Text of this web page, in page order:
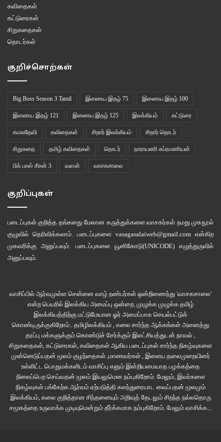
சூரியனை நகர்த்துகிறது
அதைக் கையில் கட்டிக்கொண்டிருக்கிறாய்
நிலவிடம் கொஞ்ச நேரம்
10. வற்றாத குளம்
வற்றிய குளத்திடம் சொன்னது…
மகிழ்ந்திரு.
நீ குதித்தது அதற்காகவே.
*************************
1. தயவுசெய்து
உன்னிடம் இருந்து
2. பிளந்துவரும் சிசு
ரத்தச் சகதியாக்கிற்று என்பீர்களா?
3. சாக்கடை நிலவொளிக்கு
பன்றிக்குட்டி மீது
வாஞ்சை பிறக்கிறது.
4. ஒரே பாதையில்
எதிரெதிர் சந்திக்கும் பாதங்கள் நடப்பது
கவிதைகள்
கட்டுரைகள்
சிறுகதைகள்
தொடர்கள்
குறிச்சொற்கள்
Big Boss Season 3 Tamil இணைய இதழ் 75 இணைய இதழ் 100
இணைய இதழ் 121 இணைய இதழ் 125 இலக்கியம் கட்டுரை
கமலதேவி கவிதைகள் சிறார் இலக்கியம் சிறார் தொடர்
சிறுகதை தமிழ் கவிதைகள் தொடர் நாராயணி சுப்ரமணியன்
பிக் பாஸ் சீசன் 3 வளன் வாசகசாலை
குறிப்புகள்
படைப்புகள் குறித்த தங்களது மேலான கருத்துக்களை வாசகர்கள் நமது முகநூல்
குழுவில் தெரிவிக்கலாம். படைப்புகளை vasagasalaiweb@gmail.com என்கிற
முகவரிக்கு அனுப்பவும். படைப்புகளை யூனிகோடு(UNICODE)எழுத்துருவில்
அனுப்பவும்.
வாசிப்பில் ஆர்வமுள்ள சென்னை வாழ் நண்பர்கள் ஒன்றிணைந்து 'வாசகசாலை'
என்ற பெயரில் இலக்கிய அமைப்பு ஒன்றை, முழுக்க முழுக்க தமிழ்
இலக்கியத்திற்கு மட்டுமேயான ஓர் அமைப்பாக செயல்பட்டுக்
கொண்டிருக்குகிறோம்.. தமிழிலக்கியம் , கலை சார்ந்த ஆக்கங்கள் அனைத்து
தரப்பு மக்களுக்கும் கொண்டுச் சேர்க்கும் இலட்சியத்துடன் நாவல் ,
சிறுகதைகள், கட்டுரைகள், கவிதைகள் ஆகிய படைப்புகள் சார்ந்த நிகழ்வுகளை
முன்னெடுப்பதன் மூலம் குழந்தைகள் ,மாணவர்கள் , இளைய தலைமுறையினர்
உள்ளிட்ட பொதுமக்களிடம் வாசிப்பு எனும் இன்றியமையாத பழக்கத்தை
நிலைப்பெற செய்வதன் மூலம் இயலுமென நம்புகிறோம். மேலும், இவர்களை
நிகழ்வுகள் பங்கேற்க ஆர்வம் ஏற்படுத்தி கலந்துரையாட வைப்பதன் மூலமும்
இலக்கியம், கலை குறித்தான சிந்தனையும் அறிவுத் தேடலும் சிறந்த நல்லதொரு
சமூகத்தை உருவாக்க முடியுமென்றும் தீர்க்கமாக நம்புகிறோம். மேலும் வாசிக்க...